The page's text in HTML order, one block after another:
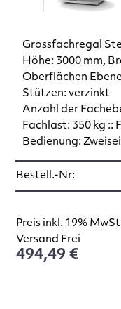
Grossfachregal
Höhe: 3000 mm,
Oberflächen
Stützen: verzinkt
Anzahl der
Fachlast: 350 kg ::
Bedienung:
Bestell.-Nr:
Preis inkl. 19%
Versand Frei
494,49 €